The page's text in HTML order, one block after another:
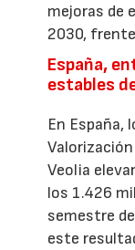
mejoras de
2030,
España,
estables
En España,
Veolia
los 1.426
semestre
este